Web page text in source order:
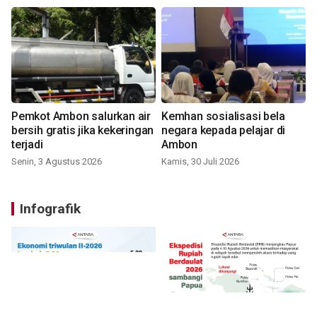
Pemkot Ambon salurkan air
bersih gratis jika kekeringan
terjadi
Senin, 3 Agustus 2026
Kemhan sosialisasi bela
negara kepada pelajar di
Ambon
Kamis, 30 Juli 2026
Infografik